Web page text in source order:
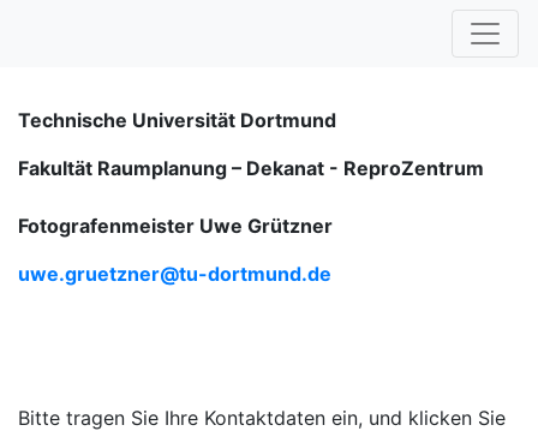
Technische Universität Dortmund
Fakultät Raumplanung – Dekanat - ReproZentrum
Fotografenmeister Uwe Grützner
uwe.gruetzner@tu-dortmund.de
Bitte tragen Sie Ihre Kontaktdaten ein, und klicken Sie